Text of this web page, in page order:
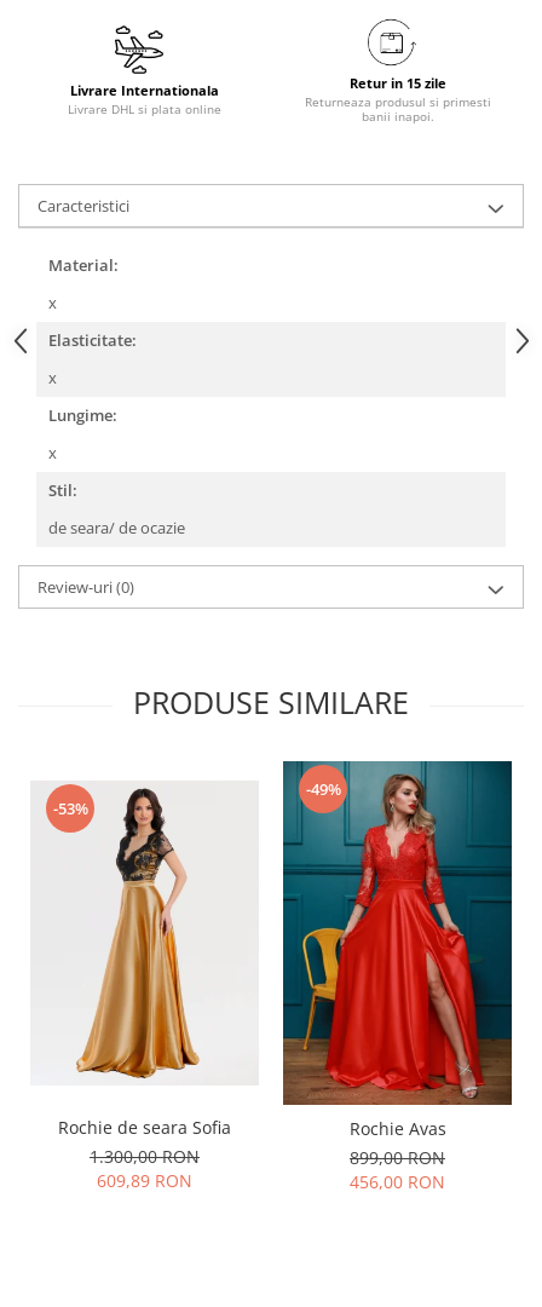
Livrare Internationala
Livrare DHL si plata online
Retur in 15 zile
Returneaza produsul si primesti
banii inapoi.
Caracteristici
Material:
x
Elasticitate:
x
Lungime:
x
Stil:
de seara/ de ocazie
Review-uri(0)
PRODUSE SIMILARE
-53%
Rochie de seara Sofia
1.300,00 RON
609,89 RON
-49%
Rochie Avas
899,00 RON
456,00 RON